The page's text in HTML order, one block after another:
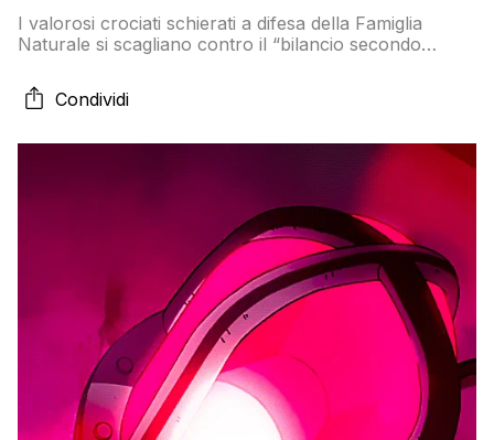
I valorosi crociati schierati a difesa della Famiglia
Naturale si scagliano contro il “bilancio secondo
Ma lungi dall’aiutare i gay a prendere il potere a Roma
si tratta di una questione relativa alle pari opportunità
fastidio a certi cattolici
Condividi